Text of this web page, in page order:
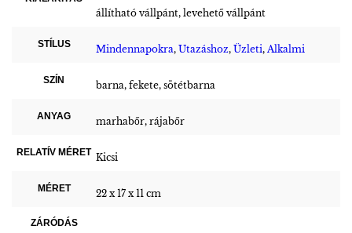
állítható vállpánt, levehető vállpánt
STÍLUS Mindennapokra, Utazáshoz, Üzleti, Alkalmi
SZÍN barna, fekete, sötétbarna
ANYAG marhabőr, rájabőr
RELATÍV MÉRET Kicsi
MÉRET 22 x 17 x 11 cm
ZÁRÓDÁS